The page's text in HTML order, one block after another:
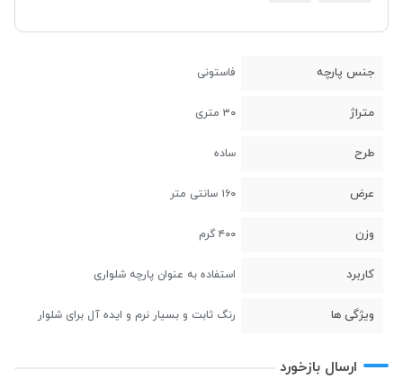
جنس پارچه فاستونی
متراژ ۳۰ متری
طرح ساده
عرض ۱۶۰ سانتی متر
وزن ۴۰۰ گرم
کاربرد استفاده به عنوان پارچه شلواری
ویژگی ها رنگ ثابت و بسیار نرم و ایده آل برای شلوار
ارسال بازخورد